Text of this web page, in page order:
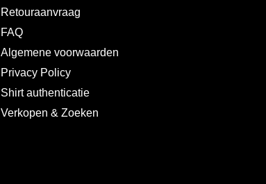
Retouraanvraag
FAQ
Algemene voorwaarden
Privacy Policy
Shirt authenticatie
Verkopen & Zoeken